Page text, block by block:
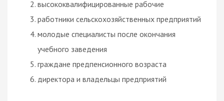
высококвалифицированные рабочие
работники сельскохозяйственных предприятий
молодые специалисты после окончания
учебного заведения
граждане предпенсионного возраста
директора и владельцы предприятий